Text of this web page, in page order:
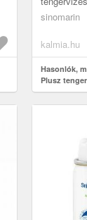
szezonális
sinomarin
kalmia.hu
Hasonlók,
Plusz
ellen 30 ml